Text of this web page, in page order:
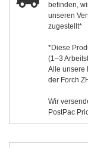
befinden,
unseren
zugestellt*
*Diese
(1–3
Alle unsere
der Forch
Wir
PostPac